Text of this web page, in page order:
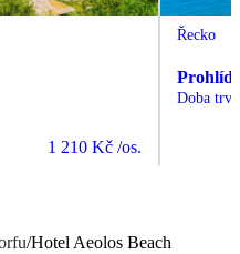
1 210 Kč /os.
Řecko
Doba
/Hotel Aeolos Beach